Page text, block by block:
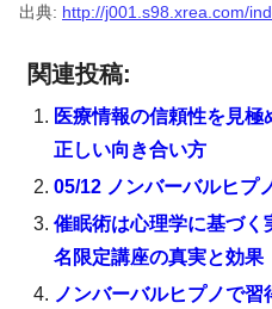
出典: http://j001.s98.xrea.com/
関連投稿:
医療情報の信頼性を見
正しい向き合い方
05/12 ノンバーバルヒプ
催眠術は心理学に基づく
名限定講座の真実と効果
ノンバーバルヒプノで